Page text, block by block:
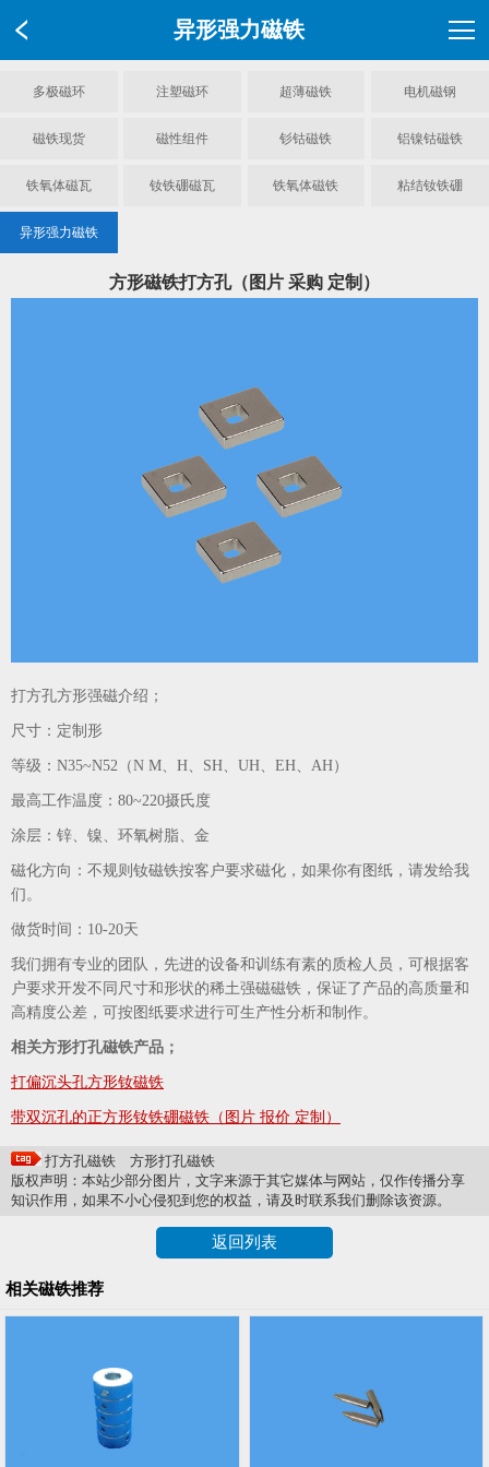
异形强力磁铁
多极磁环 注塑磁环 超薄磁铁 电机磁钢
磁铁现货 磁性组件 钐钴磁铁 铝镍钴磁铁
铁氧体磁瓦 钕铁硼磁瓦 铁氧体磁铁 粘结钕铁硼
异形强力磁铁
方形磁铁打方孔（图片 采购 定制）
打方孔方形强磁介绍；
尺寸：定制形
等级：N35~N52（N M、H、SH、UH、EH、AH）
最高工作温度：80~220摄氏度
涂层：锌、镍、环氧树脂、金
磁化方向：不规则钕磁铁按客户要求磁化，如果你有图纸，请发给我
们。
做货时间：10-20天
我们拥有专业的团队，先进的设备和训练有素的质检人员，可根据客
户要求开发不同尺寸和形状的稀土强磁磁铁，保证了产品的高质量和
高精度公差，可按图纸要求进行可生产性分析和制作。
相关方形打孔磁铁产品；
打偏沉头孔方形钕磁铁
带双沉孔的正方形钕铁硼磁铁（图片 报价 定制）
打方孔磁铁
方形打孔磁铁
版权声明：本站少部分图片，文字来源于其它媒体与网站，仅作传播分享
知识作用，如果不小心侵犯到您的权益，请及时联系我们删除该资源。
返回列表
相关磁铁推荐